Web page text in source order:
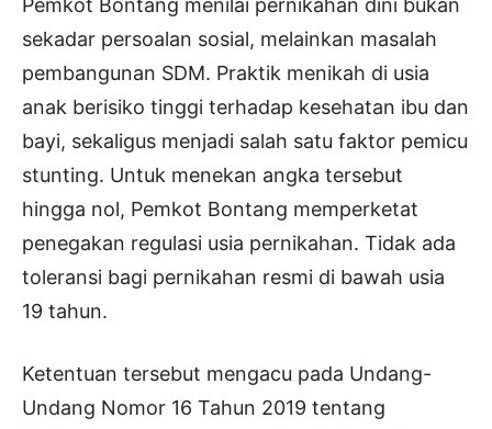
Pemkot Bontang menilai pernikahan dini bukan
sekadar persoalan sosial, melainkan masalah
pembangunan SDM. Praktik menikah di usia
anak berisiko tinggi terhadap kesehatan ibu dan
bayi, sekaligus menjadi salah satu faktor pemicu
stunting. Untuk menekan angka tersebut
hingga nol, Pemkot Bontang memperketat
penegakan regulasi usia pernikahan. Tidak ada
toleransi bagi pernikahan resmi di bawah usia
19 tahun.
Ketentuan tersebut mengacu pada Undang-
Undang Nomor 16 Tahun 2019 tentang